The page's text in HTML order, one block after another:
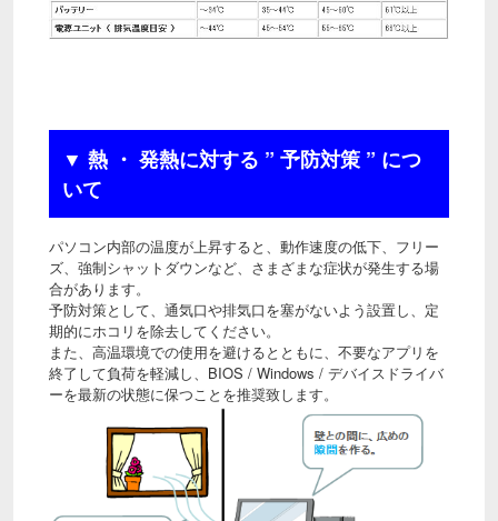
▼ 熱 ・ 発熱に対する ” 予防対策 ” につ
いて
パソコン内部の温度が上昇すると、動作速度の低下、フリー
ズ、強制シャットダウンなど、さまざまな症状が発生する場
合があります。
予防対策として、通気口や排気口を塞がないよう設置し、定
期的にホコリを除去してください。
また、高温環境での使用を避けるとともに、不要なアプリを
終了して負荷を軽減し、BIOS / Windows / デバイスドライバ
ーを最新の状態に保つことを推奨致します。